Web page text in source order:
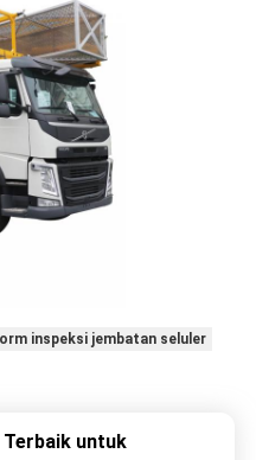
inspeksi jembatan seluler
Terbaik untuk